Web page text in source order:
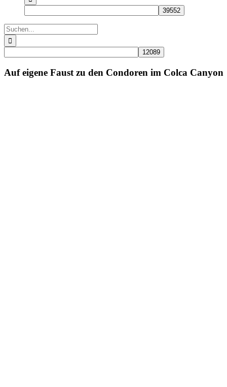
Suche
nach:
Auf eigene Faust zu den Condoren im Colca Canyon